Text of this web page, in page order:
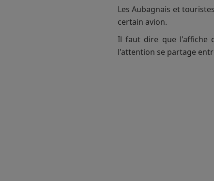
Les Aubagnais et
certain avion.
Il faut dire que l'affiche
l'attention se partage